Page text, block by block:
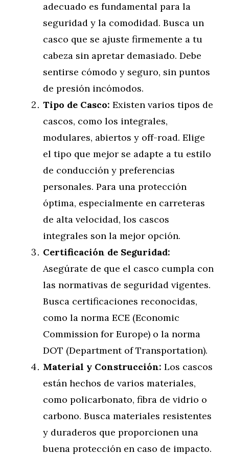
adecuado es fundamental para la
seguridad y la comodidad. Busca un
casco que se ajuste firmemente a tu
cabeza sin apretar demasiado. Debe
sentirse cómodo y seguro, sin puntos
de presión incómodos.
Tipo de Casco: Existen varios tipos de
cascos, como los integrales,
modulares, abiertos y off-road. Elige
el tipo que mejor se adapte a tu estilo
de conducción y preferencias
personales. Para una protección
óptima, especialmente en carreteras
de alta velocidad, los cascos
integrales son la mejor opción.
Certificación de Seguridad:
Asegúrate de que el casco cumpla con
las normativas de seguridad vigentes.
Busca certificaciones reconocidas,
como la norma ECE (Economic
Commission for Europe) o la norma
DOT (Department of Transportation).
Material y Construcción: Los cascos
están hechos de varios materiales,
como policarbonato, fibra de vidrio o
carbono. Busca materiales resistentes
y duraderos que proporcionen una
buena protección en caso de impacto.